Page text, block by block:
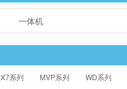
一体机
X7系列 MVP系列 WD系列